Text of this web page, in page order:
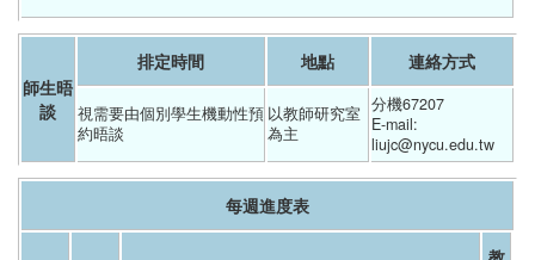
師生晤
談
排定時間 地點 連絡方式
視需要由個別學生機動性預
約晤談
以教師研究室
為主
分機67207
E-mail:
liujc@nycu.edu.tw
每週進度表